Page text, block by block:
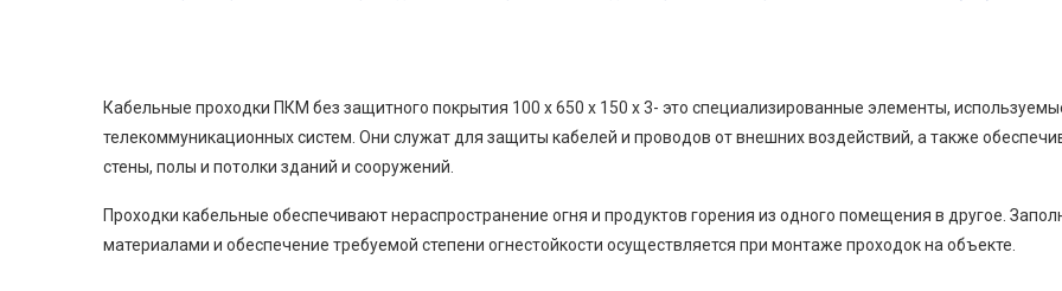
Кабельные проходки ПКМ без защитного покрытия 100 x 650 x 150 x 3- это специализированные элементы,
телекоммуникационных систем. Они служат для защиты кабелей и проводов от внешних воздействий, а также
стены, полы и потолки зданий и сооружений.
Проходки кабельные обеспечивают нераспространение огня и продуктов горения из одного помещения в другое.
материалами и обеспечение требуемой степени огнестойкости осуществляется при монтаже проходок на объекте.